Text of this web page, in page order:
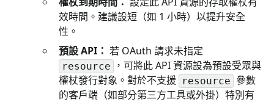
效時間。建議設短（如 1 小時）以提升安全
性。
預設 API： 若 OAuth 請求未指定
resource
，可將此 API 資源設為預設受眾與
權杖發行對象。對於不支援 resource 參數
的客戶端（如部分第三方工具或外掛）特別有